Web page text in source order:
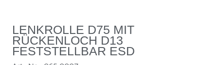
LENKROLLE D75 MIT
RÜCKENLOCH D13
FESTSTELLBAR ESD